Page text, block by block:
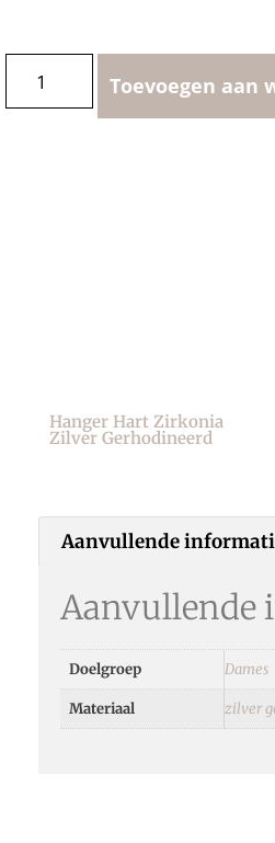
Toevoegen aan
Hanger Hart Zirkonia
Zilver Gerhodineerd
Aanvullende
Aanvullende
Doelgroep Dames
Materiaal zilver